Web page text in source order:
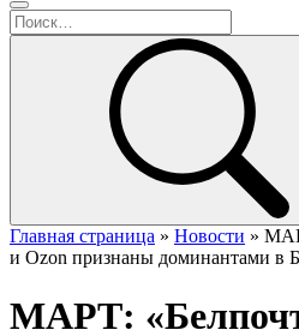
Главная страница » Новости »
и Ozon признаны доминантами в
МАРТ: